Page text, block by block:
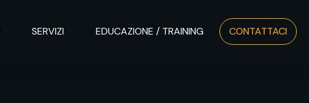
SERVIZI EDUCAZIONE / TRAINING CONTATTACI